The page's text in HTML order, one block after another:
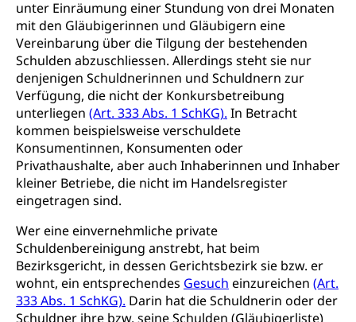
unter Einräumung einer Stundung von drei Monaten
mit den Gläubigerinnen und Gläubigern eine
Vereinbarung über die Tilgung der bestehenden
Schulden abzuschliessen. Allerdings steht sie nur
denjenigen Schuldnerinnen und Schuldnern zur
Verfügung, die nicht der Konkursbetreibung
unterliegen (Art. 333 Abs. 1 SchKG). In Betracht
kommen beispielsweise verschuldete
Konsumentinnen, Konsumenten oder
Privathaushalte, aber auch Inhaberinnen und Inhaber
kleiner Betriebe, die nicht im Handelsregister
eingetragen sind.
Wer eine einvernehmliche private
Schuldenbereinigung anstrebt, hat beim
Bezirksgericht, in dessen Gerichtsbezirk sie bzw. er
wohnt, ein entsprechendes Gesuch einzureichen (Art.
333 Abs. 1 SchKG). Darin hat die Schuldnerin oder der
Schuldner ihre bzw. seine Schulden (Gläubigerliste)
Obligatorische Krankenversicherung (WAS
Luzern)
Kranken- und Unfallversicherung
Lebensmittelhygiene, Produktesicherheit
Trinkwasser
Lebensmittel
Prävention
Gesundheitsvorsorge, Wellness, Unfallverhütung,
Suchtprävention, Alkoholprävention,
Tabakprävention, Primärprävention,
Sekundärprävention, Tertiärprävention
Darmkrebsvorsorge
Kantonales Tabakpräventionsprogramm
Gesundheitsförderung
Prävention (Polizei)
Suchtprävention
Gesundheitsversorgung
Soziale Sicherheit
Sozialversicherungen, Sozialpolitik,
Arbeitslosenversicherung,
Mutterschaftsversicherung, Krankenversicherung,
Unfallversicherung, Invalidenversicherung,
Sozialhilfe
Kranken- und Unfallversicherung
(gruezi.lu.ch)
Sucht und Drogen
Drogenabhängigkeit, Drogensucht,
Medikamentenabhängigkeit,